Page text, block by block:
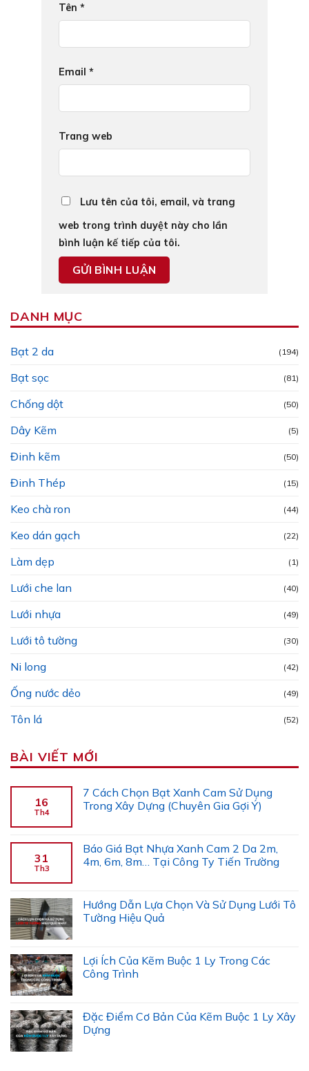
Tên *
Email *
Trang web
Lưu tên của tôi, email, và trang
web trong trình duyệt này cho lần
bình luận kế tiếp của tôi.
DANH MỤC
Bạt 2 da (194)
Bạt sọc (81)
Chống dột (50)
Dây Kẽm (5)
Đinh kẽm (50)
Đinh Thép (15)
Keo chà ron (44)
Keo dán gạch (22)
Làm dẹp (1)
Lưới che lan (40)
Lưới nhựa (49)
Lưới tô tường (30)
Ni long (42)
Ống nước dẻo (49)
Tôn lá (52)
BÀI VIẾT MỚI
16
Th4
7 Cách Chọn Bạt Xanh Cam Sử Dụng
Trong Xây Dựng (Chuyên Gia Gợi Ý)
31
Th3
Báo Giá Bạt Nhựa Xanh Cam 2 Da 2m,
4m, 6m, 8m… Tại Công Ty Tiến Trường
Hướng Dẫn Lựa Chọn Và Sử Dụng Lưới Tô
Tường Hiệu Quả
Lợi Ích Của Kẽm Buộc 1 Ly Trong Các
Công Trình
Đặc Điểm Cơ Bản Của Kẽm Buộc 1 Ly Xây
Dựng